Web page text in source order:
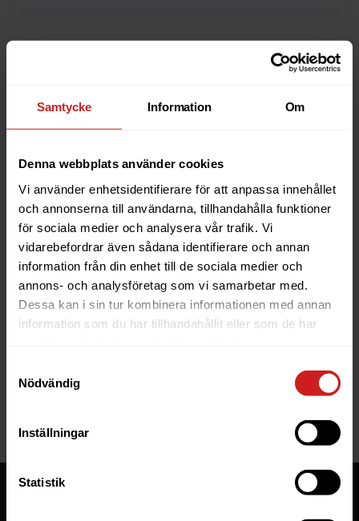
Samtycke Information Om
Denna webbplats använder cookies
Vi använder enhetsidentifierare för att anpassa innehållet
och annonserna till användarna, tillhandahålla funktioner
för sociala medier och analysera vår trafik. Vi
vidarebefordrar även sådana identifierare och annan
information från din enhet till de sociala medier och
annons- och analysföretag som vi samarbetar med.
Dessa kan i sin tur kombinera informationen med annan
information som du har tillhandahållit eller som de har
Nödvändig
Inställningar
Statistik
Är du ägare till hemsidan eller domännamnet så har
anledningarna till varför en hemsida är spärrad.
Läs mer
The website you were trying to
reach has been suspended
If you are the owner of this website or domain please
read
website to be suspended.